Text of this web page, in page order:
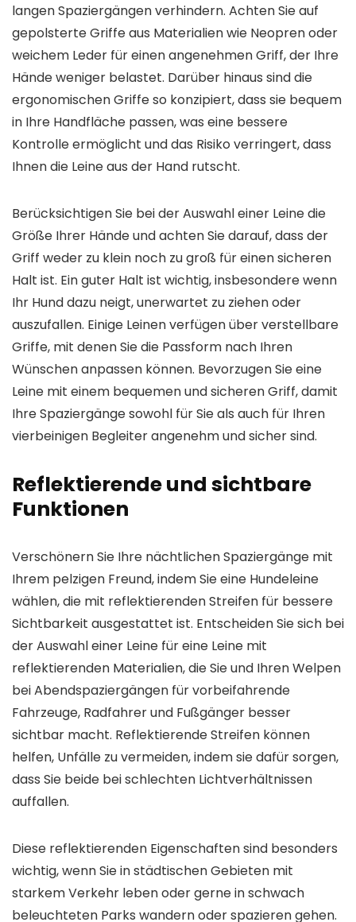
langen Spaziergängen verhindern. Achten Sie auf
gepolsterte Griffe aus Materialien wie Neopren oder
weichem Leder für einen angenehmen Griff, der Ihre
Hände weniger belastet. Darüber hinaus sind die
ergonomischen Griffe so konzipiert, dass sie bequem
in Ihre Handfläche passen, was eine bessere
Kontrolle ermöglicht und das Risiko verringert, dass
Ihnen die Leine aus der Hand rutscht.
Berücksichtigen Sie bei der Auswahl einer Leine die
Größe Ihrer Hände und achten Sie darauf, dass der
Griff weder zu klein noch zu groß für einen sicheren
Halt ist. Ein guter Halt ist wichtig, insbesondere wenn
Ihr Hund dazu neigt, unerwartet zu ziehen oder
auszufallen. Einige Leinen verfügen über verstellbare
Griffe, mit denen Sie die Passform nach Ihren
Wünschen anpassen können. Bevorzugen Sie eine
Leine mit einem bequemen und sicheren Griff, damit
Ihre Spaziergänge sowohl für Sie als auch für Ihren
vierbeinigen Begleiter angenehm und sicher sind.
Reflektierende und sichtbare
Funktionen
Verschönern Sie Ihre nächtlichen Spaziergänge mit
Ihrem pelzigen Freund, indem Sie eine Hundeleine
wählen, die mit reflektierenden Streifen für bessere
Sichtbarkeit ausgestattet ist. Entscheiden Sie sich bei
der Auswahl einer Leine für eine Leine mit
reflektierenden Materialien, die Sie und Ihren Welpen
bei Abendspaziergängen für vorbeifahrende
Fahrzeuge, Radfahrer und Fußgänger besser
sichtbar macht. Reflektierende Streifen können
helfen, Unfälle zu vermeiden, indem sie dafür sorgen,
dass Sie beide bei schlechten Lichtverhältnissen
auffallen.
Diese reflektierenden Eigenschaften sind besonders
wichtig, wenn Sie in städtischen Gebieten mit
starkem Verkehr leben oder gerne in schwach
beleuchteten Parks wandern oder spazieren gehen.